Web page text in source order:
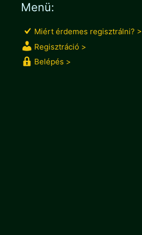
Menü:
Miért érdemes regisztrálni? >
Regisztráció >
Belépés >